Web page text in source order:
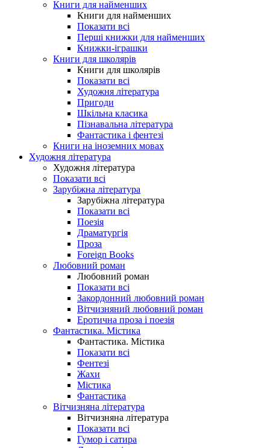
Книги для найменших
Книги для найменших
Показати всі
Перші книжки для найменших
Книжки-іграшки
Книги для школярів
Книги для школярів
Показати всі
Художня література
Пригоди
Шкільна класика
Пізнавальна література
Фантастика і фентезі
Книги на іноземних мовах
Художня література
Художня література
Показати всі
Зарубіжна література
Зарубіжна література
Показати всі
Поезія
Драматургія
Проза
Foreign Books
Любовний роман
Любовний роман
Показати всі
Закордонний любовний роман
Вітчизняний любовний роман
Еротична проза і поезія
Фантастика. Містика
Фантастика. Містика
Показати всі
Фентезі
Жахи
Містика
Фантастика
Вітчизняна література
Вітчизняна література
Показати всі
Гумор і сатира